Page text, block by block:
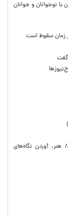
با نوجوانان و جوانان
زمان سقوط است
گفت
هنر، آوردن نگاه‌های